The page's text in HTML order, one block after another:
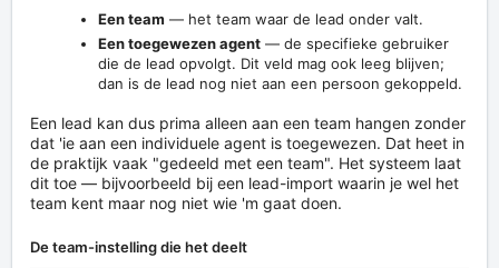
Een team — het team waar de lead onder valt.
Een toegewezen agent — de specifieke gebruiker
die de lead opvolgt. Dit veld mag ook leeg blijven;
dan is de lead nog niet aan een persoon gekoppeld.
Een lead kan dus prima alleen aan een team hangen zonder
dat 'ie aan een individuele agent is toegewezen. Dat heet in
de praktijk vaak "gedeeld met een team". Het systeem laat
dit toe — bijvoorbeeld bij een lead-import waarin je wel het
team kent maar nog niet wie 'm gaat doen.
De team-instelling die het deelt